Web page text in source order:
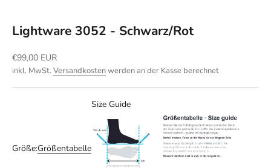
Lightware 3052 - Schwarz/Rot
Angebot
€99,00 EUR
inkl. MwSt. Versandkostenwerden an der Kasse berechnet
Größe:Größentabelle
Size Guide